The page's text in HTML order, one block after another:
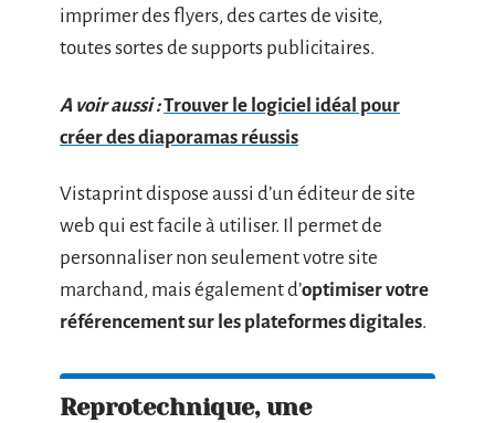
imprimer des flyers, des cartes de visite,
toutes sortes de supports publicitaires.
A voir aussi :Trouver le logiciel idéal pour
créer des diaporamas réussis
Vistaprint dispose aussi d’un éditeur de site
web qui est facile à utiliser. Il permet de
personnaliser non seulement votre site
marchand, mais également d’optimiser votre
référencement sur les plateformes digitales.
Reprotechnique, une